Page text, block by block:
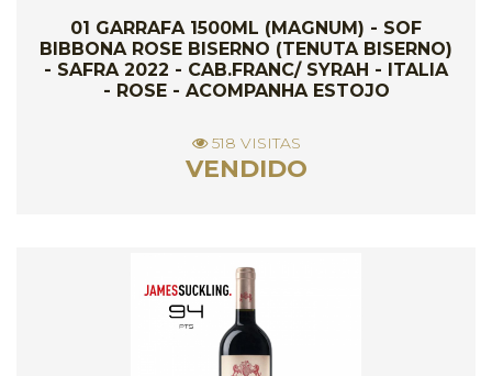
01 GARRAFA 1500ML (MAGNUM) - SOF
BIBBONA ROSE BISERNO (TENUTA BISERNO)
- SAFRA 2022 - CAB.FRANC/ SYRAH - ITALIA
- ROSE - ACOMPANHA ESTOJO
518 VISITAS
VENDIDO